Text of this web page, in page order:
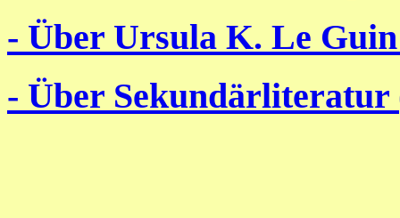
- Über Ursula K. Le
- Über Sekundärliteratur